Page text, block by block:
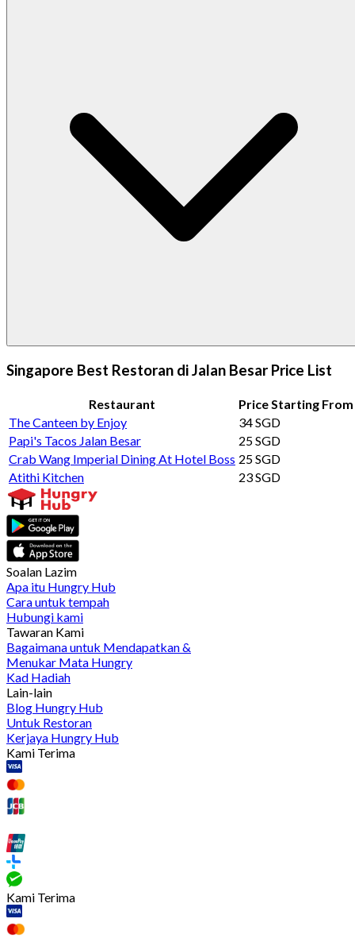
Singapore Best Restoran di Jalan Besar Price List
Restaurant
Price Starting From
The Canteen by Enjoy
34 SGD
Papi's Tacos Jalan Besar
25 SGD
Crab Wang Imperial Dining At Hotel Boss 25 SGD
Atithi Kitchen
23 SGD
Soalan Lazim
Apa itu Hungry Hub
Cara untuk tempah
Hubungi kami
Tawaran Kami
Bagaimana untuk Mendapatkan &
Menukar Mata Hungry
Kad Hadiah
Lain-lain
Blog Hungry Hub
Untuk Restoran
Kerjaya Hungry Hub
Kami Terima
Kami Terima